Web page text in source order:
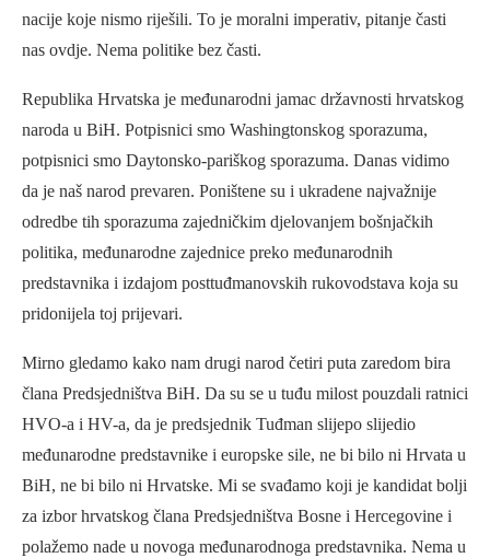
nacije koje nismo riješili. To je moralni imperativ, pitanje časti
nas ovdje. Nema politike bez časti.
Republika Hrvatska je međunarodni jamac državnosti hrvatskog
naroda u BiH. Potpisnici smo Washingtonskog sporazuma,
potpisnici smo Daytonsko-pariškog sporazuma. Danas vidimo
da je naš narod prevaren. Poništene su i ukradene najvažnije
odredbe tih sporazuma zajedničkim djelovanjem bošnjačkih
politika, međunarodne zajednice preko međunarodnih
predstavnika i izdajom posttuđmanovskih rukovodstava koja su
pridonijela toj prijevari.
Mirno gledamo kako nam drugi narod četiri puta zaredom bira
člana Predsjedništva BiH. Da su se u tuđu milost pouzdali ratnici
HVO-a i HV-a, da je predsjednik Tuđman slijepo slijedio
međunarodne predstavnike i europske sile, ne bi bilo ni Hrvata u
BiH, ne bi bilo ni Hrvatske. Mi se svađamo koji je kandidat bolji
za izbor hrvatskog člana Predsjedništva Bosne i Hercegovine i
polažemo nade u novoga međunarodnoga predstavnika. Nema u